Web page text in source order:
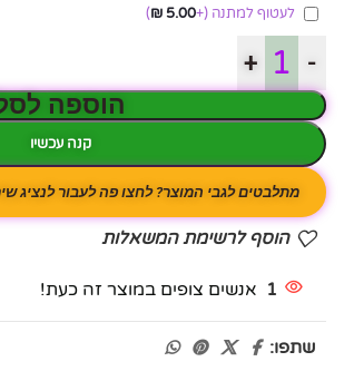
לעטוף למתנה(+
5.00
₪
)
-
+
הוספה
קנה עכשיו
מתלבטים לגבי המוצר? לחצו פה לעבור לנציג
הוסף לרשימת המשאלות
1 אנשים צופים במוצר זה כעת!
שתפו: